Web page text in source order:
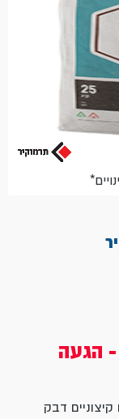
- הגעה
דבק